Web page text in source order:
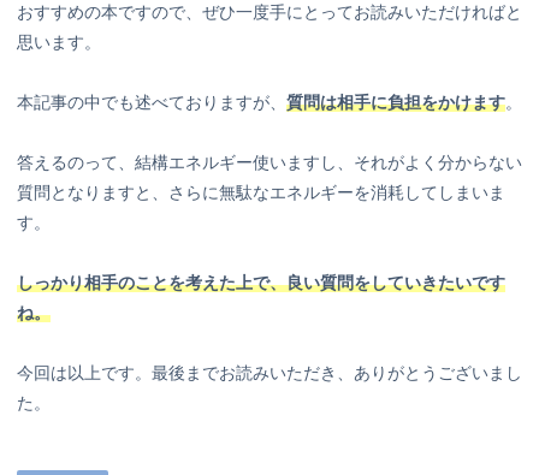
おすすめの本ですので、ぜひ一度手にとってお読みいただければと
思います。
本記事の中でも述べておりますが、 質問は相手に負担をかけます。
答えるのって、結構エネルギー使いますし、それがよく分からない
質問となりますと、さらに無駄なエネルギーを消耗してしまいま
す。
しっかり相手のことを考えた上で、良い質問をしていきたいです
ね。
今回は以上です。最後までお読みいただき、ありがとうございまし
た。